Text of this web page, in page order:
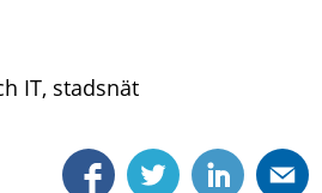
IT, stadsnät